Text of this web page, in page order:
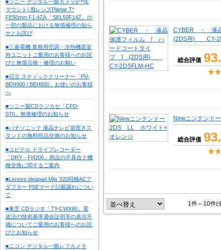
■ソニー デジタル一眼カメラα™[E
マウント] 用レンズPlanar T*
FE50mm F1.4ZA 「SEL50F14Z」の
一部の製品における無償修理の知ら
せとお詫び
■三菱電機 業務用空調・冷熱機器室
外ユニットご愛用のお客様へのお詫
びと無償点検・修理のお願い
■日立 スティッククリーナー「PV-
BEH900 / BEH800」お使いのお客様
へ
■ソニー製CDラジカセ「CFD-
S70」無償修理のお知らせ
■パナソニック 液晶テレビ据置きス
タンドの無料部品交換のお知らせ
■ユピテル ドライブレコーダー
「DRY－FH200」商品の不具合と機
種交換に関するご案内
■Lenovo ideapad Miix 320同梱ACア
ダプター PSEマーク記載漏れについ
て
■東芝 CDラジオ「TY-CWX90」電
波法の技術基準適合証明等の表示不
備についてご愛用のお客様へのお詫
びとお知らせ
■ニコン デジタル一眼レフカメラ
CYBER ・ 液
(2DS用) CY-
総合評価
Newニンテンド
総合評価
1件～10件